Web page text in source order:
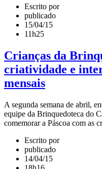
Escrito por
publicado
15/04/15
11h25
Crianças da
criatividade e
mensais
A segunda semana de abril,
equipe da Brinquedoteca do
comemorar a Páscoa com as
Escrito por
publicado
14/04/15